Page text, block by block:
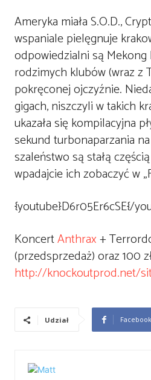
Ameryka miała S.O.D.,
wspaniale pielęgnuje
odpowiedzialni są Mekong
rodzimych klubów (wraz z
pokręconej ojczyźnie.
gigach, niszczyli w takich
ukazała się kompilacyjna
sekund turbonaparzania
szaleństwo są stałą
wpadajcie ich zobaczyć w
{youtube}D6r05Er6cSE{/
KoncertAnthrax+
(przedsprzedaż) oraz 100
http://knockoutprod.net/
Udział Facebook